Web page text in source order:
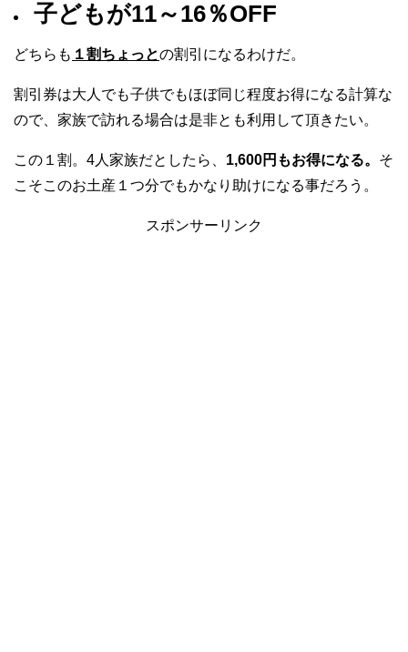
子どもが11～16％OFF
どちらも １割ちょっとの割引になるわけだ。
割引券は大人でも子供でもほぼ同じ程度お得になる計算な
ので、家族で訪れる場合は是非とも利用して頂きたい。
この１割。4人家族だとしたら、 1,600円もお得になる。 そ
こそこのお土産１つ分でもかなり助けになる事だろう。
スポンサーリンク